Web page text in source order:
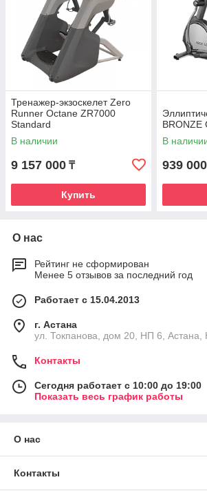
Тренажер-экзоскелет Zero
Runner Octane ZR7000
Standard
В наличии
9 157 000 ₸
Купить
BRONZE
В
939 000
О нас
Рейтинг не сформирован
Менее 5 отзывов за последний год
Работает с 15.04.2013
г. Астана
ул. Токпанова, дом 20, НП 6, Астана,
Контакты
Сегодня работает с 10:00 до 19:00
Показать весь график работы
О нас
Контакты